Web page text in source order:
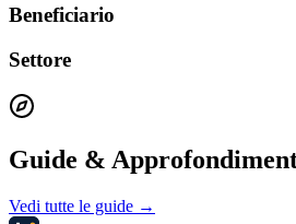
Beneficiario
Settore
Guide &
Vedi tutte le guide →